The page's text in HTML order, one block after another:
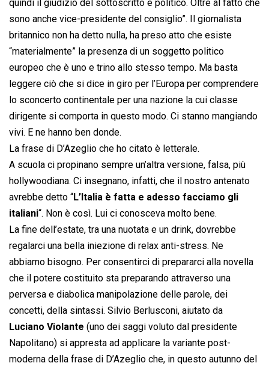
quindi il giudizio del sottoscritto è politico. Oltre al fatto che
sono anche vice-presidente del consiglio”. Il giornalista
britannico non ha detto nulla, ha preso atto che esiste
“materialmente” la presenza di un soggetto politico
europeo che è uno e trino allo stesso tempo. Ma basta
leggere ciò che si dice in giro per l’Europa per comprendere
lo sconcerto continentale per una nazione la cui classe
dirigente si comporta in questo modo. Ci stanno mangiando
vivi. E ne hanno ben donde.
La frase di D’Azeglio che ho citato è letterale.
A scuola ci propinano sempre un’altra versione, falsa, più
hollywoodiana. Ci insegnano, infatti, che il nostro antenato
avrebbe detto “L’Italia è fatta e adesso facciamo gli
italiani“. Non è così. Lui ci conosceva molto bene.
La fine dell’estate, tra una nuotata e un drink, dovrebbe
regalarci una bella iniezione di relax anti-stress. Ne
abbiamo bisogno. Per consentirci di prepararci alla novella
che il potere costituito sta preparando attraverso una
perversa e diabolica manipolazione delle parole, dei
concetti, della sintassi. Silvio Berlusconi, aiutato da
Luciano Violante (uno dei saggi voluto dal presidente
Napolitano) si appresta ad applicare la variante post-
moderna della frase di D’Azeglio che, in questo autunno del